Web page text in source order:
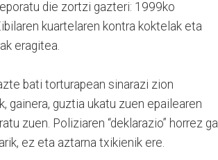
die zortzi gazteri: 1999ko
kuartelaren kontra koktelak eta
eragitea.
bati torturapean sinarazi zion
gainera, guztia ukatu zuen epailearen
zuen. Poliziaren “deklarazio” horrez
ez eta aztarna txikienik ere.